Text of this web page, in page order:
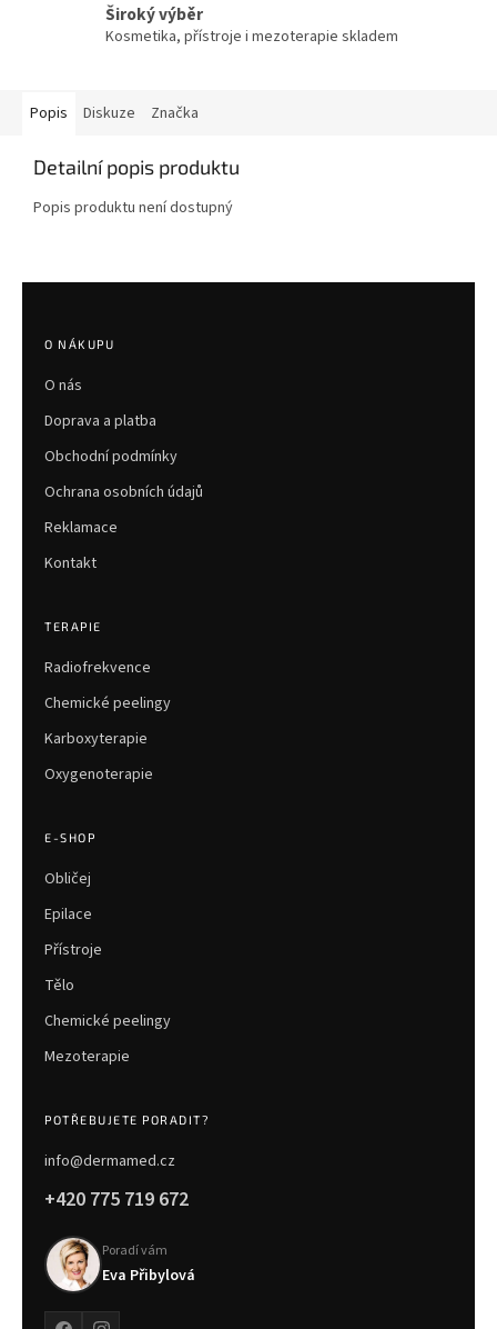
Široký výběr
Kosmetika, přístroje i mezoterapie skladem
Popis Diskuze Značka
Detailní popis produktu
Popis produktu není dostupný
O NÁKUPU
O nás
Doprava a platba
Obchodní podmínky
Ochrana osobních údajů
Reklamace
Kontakt
TERAPIE
Radiofrekvence
Chemické peelingy
Karboxyterapie
Oxygenoterapie
E-SHOP
Obličej
Epilace
Přístroje
Tělo
Chemické peelingy
Mezoterapie
POTŘEBUJETE PORADIT?
info@dermamed.cz
+420 775 719 672
Poradí vám
Eva Přibylová